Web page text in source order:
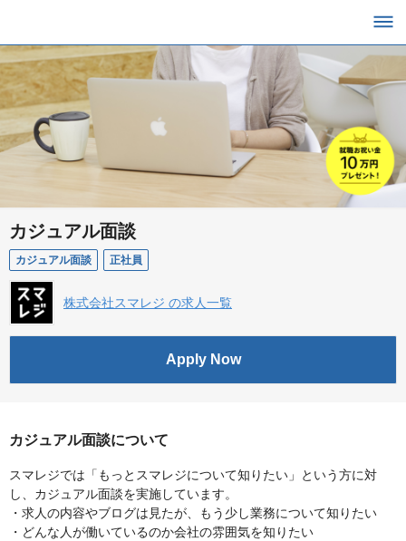
カジュアル面談
カジュアル面談 正社員
株式会社スマレジ の求人一覧
Apply Now
カジュアル面談について
スマレジでは「もっとスマレジについて知りたい」という方に対
し、カジュアル面談を実施しています。
・求人の内容やブログは見たが、もう少し業務について知りたい
・どんな人が働いているのか会社の雰囲気を知りたい